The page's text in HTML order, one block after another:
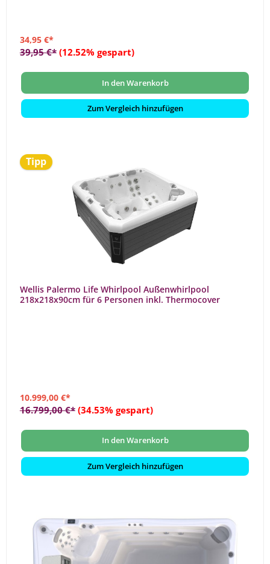
34,95 €*
39,95 €* (12.52% gespart)
In den Warenkorb
Zum Vergleich hinzufügen
Tipp
Wellis Palermo Life Whirlpool Außenwhirlpool
218x218x90cm für 6 Personen inkl. Thermocover
10.999,00 €*
16.799,00 €* (34.53% gespart)
In den Warenkorb
Zum Vergleich hinzufügen